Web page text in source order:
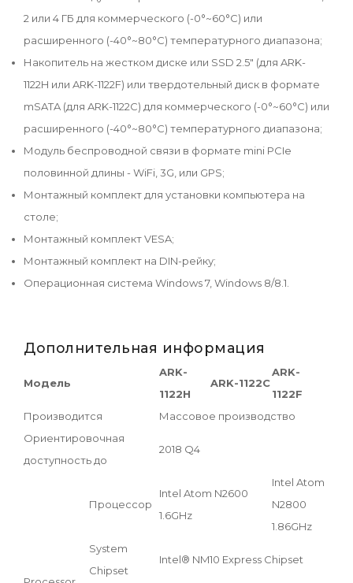
2 или 4 ГБ для коммерческого (-0°~60°C) или
расширенного (-40°~80°C) температурного диапазона;
Накопитель на жестком диске или SSD 2.5" (для ARK-
1122H или ARK-1122F) или твердотельный диск в формате
mSATA (для ARK-1122C) для коммерческого (-0°~60°C) или
расширенного (-40°~80°C) температурного диапазона;
Модуль беспроводной связи в формате mini PCIe
половинной длины - WiFi, 3G, или GPS;
Монтажный комплект для установки компьютера на
столе;
Монтажный комплект VESA;
Монтажный комплект на DIN-рейку;
Операционная система Windows 7, Windows 8/8.1.
Дополнительная информация
Модель
ARK-
1122H
ARK-1122C
ARK-
1122F
Производится
Массовое производство
Ориентировочная
доступность до
2018 Q4
Процессор
Intel Atom N2600
1.6GHz
Intel Atom
N2800
1.86GHz
System
Chipset
Intel® NM10 Express Chipset